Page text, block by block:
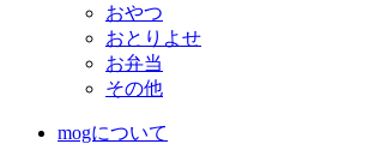
おやつ
おとりよせ
お弁当
その他
mogについて